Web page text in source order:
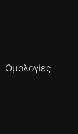
Ομολογίες